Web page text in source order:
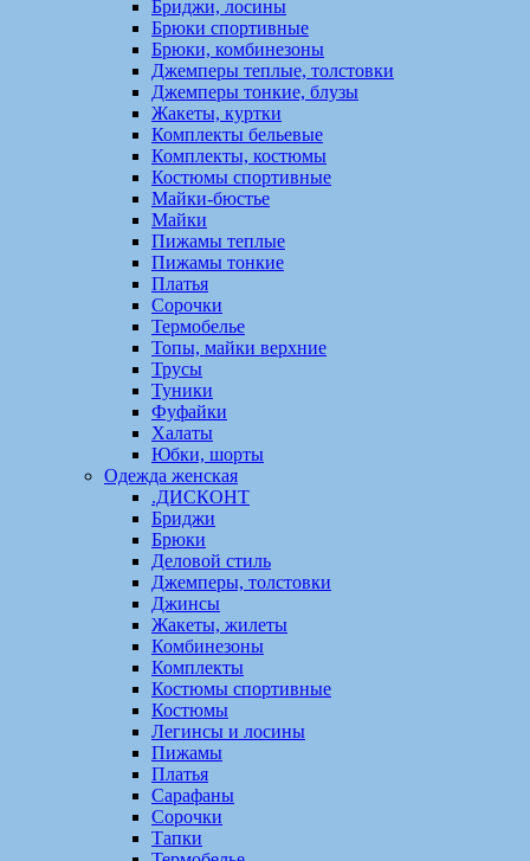
Бриджи, лосины
Брюки спортивные
Брюки, комбинезоны
Джемперы теплые, толстовки
Джемперы тонкие, блузы
Жакеты, куртки
Комплекты бельевые
Комплекты, костюмы
Костюмы спортивные
Майки-бюстье
Майки
Пижамы теплые
Пижамы тонкие
Платья
Сорочки
Термобелье
Топы, майки верхние
Трусы
Туники
Фуфайки
Халаты
Юбки, шорты
Одежда женская
.ДИСКОНТ
Бриджи
Брюки
Деловой стиль
Джемперы, толстовки
Джинсы
Жакеты, жилеты
Комбинезоны
Комплекты
Костюмы спортивные
Костюмы
Легинсы и лосины
Пижамы
Платья
Сарафаны
Сорочки
Тапки